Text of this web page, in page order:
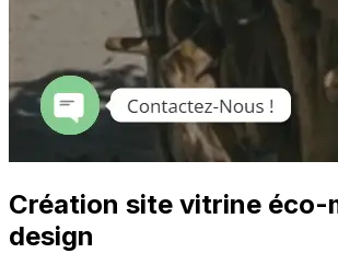
Création site vitrine éco-
design